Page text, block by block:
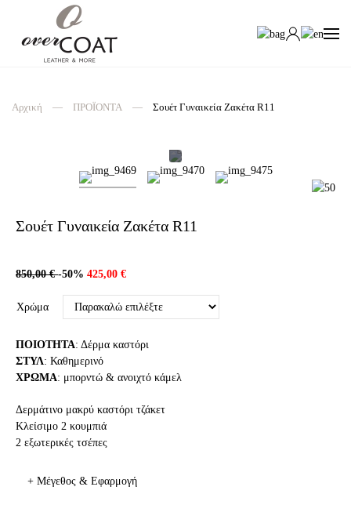
Αρχική ΠΡΟΪΟΝΤΑ Σουέτ Γυναικεία Ζακέτα R11
Σουέτ Γυναικεία Ζακέτα R11
850,00 €-50% 425,00 €
Χρώμα
ΠΟΙΟΤΗΤΑ: Δέρμα καστόρι
ΣΤΥΛ: Καθημερινό
ΧΡΩΜΑ: μπορντώ & ανοιχτό κάμελ
Δερμάτινο μακρύ καστόρι τζάκετ
Κλείσιμο 2 κουμπιά
2 εξωτερικές τσέπες
+ Μέγεθος & Εφαρμογή